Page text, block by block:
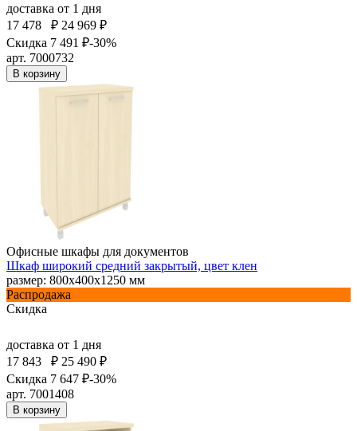
доставка от 1 дня
17 478
₽ 24 969 ₽
Скидка 7 491 ₽-30%
арт. 7000732
В корзину
Офисные шкафы для документов
Шкаф широкий средний закрытый, цвет клен
размер: 800х400х1250 мм
Распродажа
Скидка
доставка от 1 дня
17 843
₽ 25 490 ₽
Скидка 7 647 ₽-30%
арт. 7001408
В корзину